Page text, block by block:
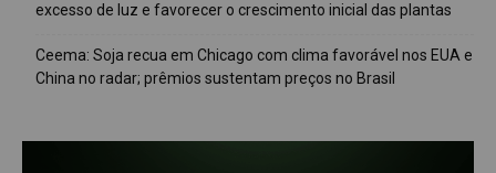
excesso de luz e favorecer o crescimento inicial das plantas
Ceema: Soja recua em Chicago com clima favorável nos EUA e
China no radar; prêmios sustentam preços no Brasil